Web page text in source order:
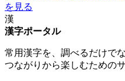
を見る
漢
漢字ポータル
常用漢字を、調べるだけでな
つながりから楽しむためのサ